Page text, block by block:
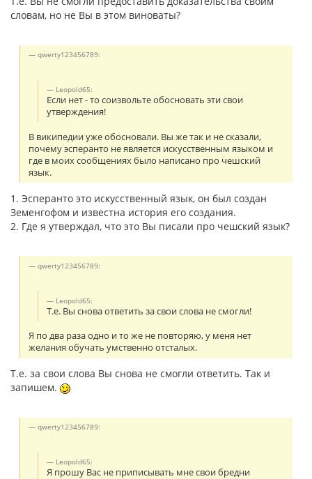
словам, но не Вы в этом виноваты?
qwerty123456789:
Leopold65:
Если нет - то соизвольте обосновать эти свои
утверждения!
В википедии уже обосновали. Вы же так и не сказали,
почему эсперанто не является искусственным языком и
где в моих сообщениях было написано про чешский
язык.
1. Эсперанто это искусственный язык, он был создан
Земенгофом и известна история его создания.
2. Где я утверждал, что это Вы писали про чешский язык?
qwerty123456789:
Leopold65:
Т.е. Вы снова ответить за свои слова не смогли!
Я по два раза одно и то же не повторяю, у меня нет
желания обучать умственно отсталых.
Т.е. за свои слова Вы снова не смогли ответить. Так и
запишем.
qwerty123456789:
Leopold65:
Я прошу Вас не приписывать мне свои бредни